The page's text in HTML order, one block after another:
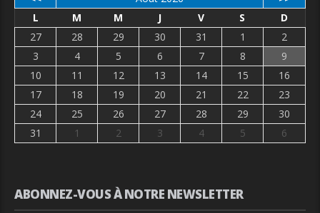
L M M J V S
D
27
28 29 30 31 1
2
3
4 5 6 7 8
9
10
11 12 13 14 15
16
17
18 19 20 21 22
23
24
25 26 27 28 29
30
31
1 2 3 4 5 6
ABONNEZ-VOUS À NOTRE NEWSLETTER